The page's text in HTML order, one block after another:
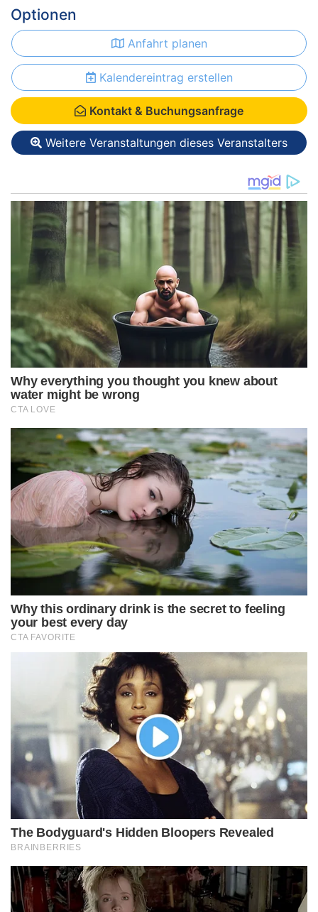
Optionen
Anfahrt planen
Kalendereintrag erstellen
Kontakt & Buchungsanfrage
Weitere Veranstaltungen dieses Veranstalters